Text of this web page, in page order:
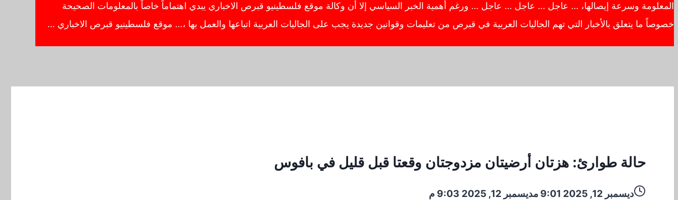
المعلومة وسرعة إيصالها، … عاجل … عاجل … عاجل … ورغم أهمية الخبر السياسي إلا أن وكالة موقع فلسطينيو قبرص الاخباري يبدي اهتماماً خاصاً بالمعلومات الصحيحة
خصوصاً ما يتعلق بالأخبار التي تهم الجاليات العربية في قبرص من تعليمات وقوانين جديدة يجب على الجاليات العربية اتباعها والعمل بها ،… موقع فلسطينيو قبرص الاخباري …
حالة طوارئ: هزتان أرضيتان مزدوجتان وقعتا قبل قليل في بافوس
ديسمبر 12, 2025 9:01 م ديسمبر 12, 2025 9:03 م